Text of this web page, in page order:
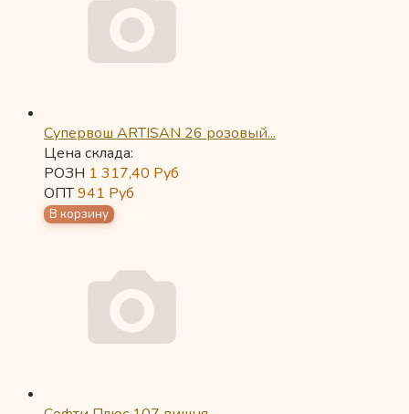
Супервош ARTISAN 26 розовый...
Цена склада:
РОЗН 1 317,40 Руб
ОПТ941 Руб